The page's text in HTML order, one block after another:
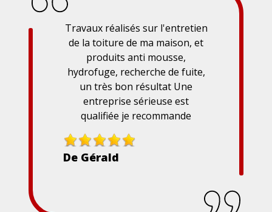
Travaux réalisés sur l'entretien
de la toiture de ma maison, et
produits anti mousse,
hydrofuge, recherche de fuite,
un très bon résultat Une
entreprise sérieuse est
qualifiée je recommande
De Gérald